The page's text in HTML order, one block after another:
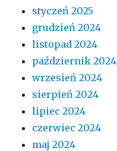
styczeń 2025
grudzień 2024
listopad 2024
październik 2024
wrzesień 2024
sierpień 2024
lipiec 2024
czerwiec 2024
maj 2024